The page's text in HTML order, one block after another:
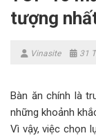
tượng
Vinasite 31
Bàn ăn chính là
những khoảnh
Vì vậy, việc chọn